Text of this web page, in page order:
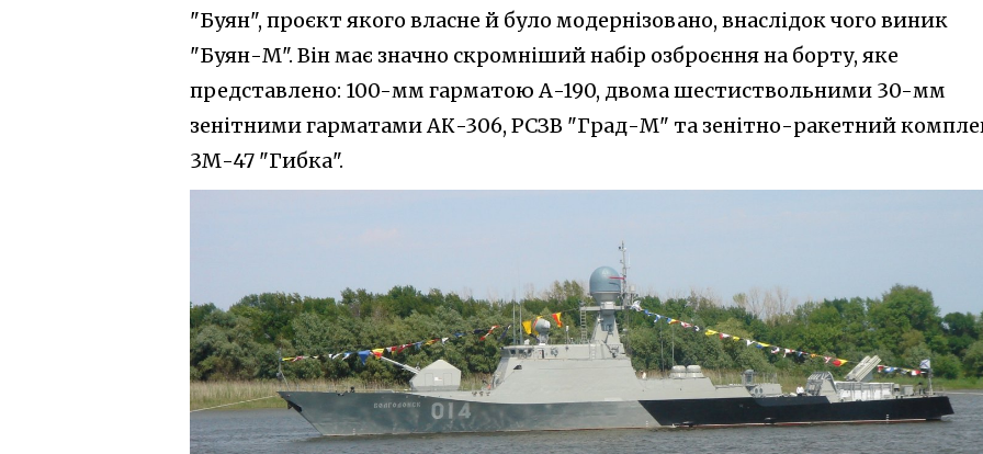
"Буян", проєкт якого власне й було модернізовано, внаслідок чого виник
"Буян-М". Він має значно скромніший набір озброєння на борту, яке
представлено: 100-мм гарматою А-190, двома шестиствольними 30-мм
зенітними гарматами АК-306, РСЗВ "Град-М" та зенітно-ракетний
3М-47 "Гибка".